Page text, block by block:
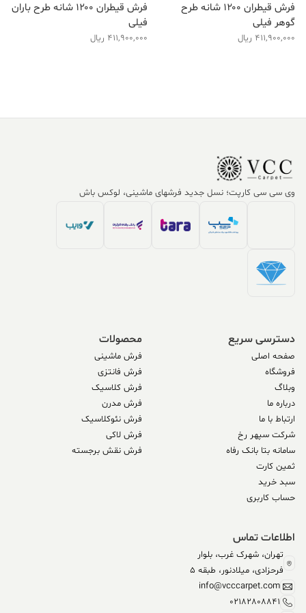
فرش قیطران ۱۲۰۰ شانه طرح
گوهر فیلی
411,900,000 ریال
فرش قیطران ۱۲۰۰ شانه طرح باران
فیلی
411,900,000 ریال
وی سی سی کارپت؛ نسل جدید فرشهای ماشینی، لوکس باش
دسترسی سریع
صفحه اصلی
فروشگاه
وبلاگ
درباره ما
ارتباط با ما
شرکت سپهر رخ
سامانه بتا بانک رفاه
ثمین کارت
سبد خرید
حساب کاربری
محصولات
فرش ماشینی
فرش فانتزی
فرش کلاسیک
فرش مدرن
فرش نئوکلاسیک
فرش لاکی
فرش نقش برجسته
اطلاعات تماس
تهران، شهرک غرب، بلوار
فرحزادی، میلادنور، طبقه 5
info@vcccarpet.com
02182808841